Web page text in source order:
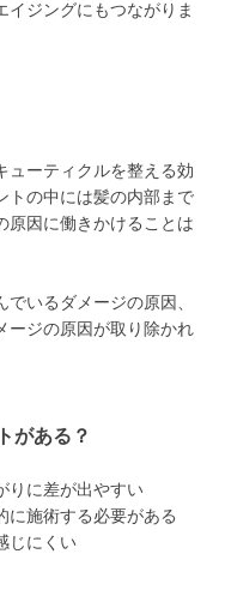
イジングにもつながりま
ューティクルを整える効
トの中には髪の内部まで
原因に働きかけることは
いるダメージの原因、
ージの原因が取り除かれ
がある？
りに差が出やすい
に施術する必要がある
じにくい